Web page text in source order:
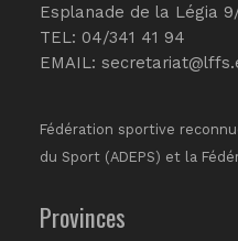
Esplanade de la Légia
TEL: 04/341 41 94
EMAIL:
Fédération sportive
du Sport (ADEPS) et la
Provinces